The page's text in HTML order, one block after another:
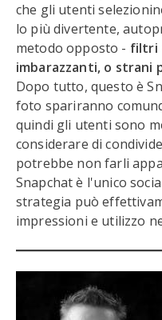
che gli utenti
lo più divertente,
metodo opposto - filtri
imbarazzanti, o strani
Dopo tutto, questo è
foto spariranno
quindi gli utenti sono
considerare di
potrebbe non farli
Snapchat è l'unico
strategia può
impressioni e utilizzo